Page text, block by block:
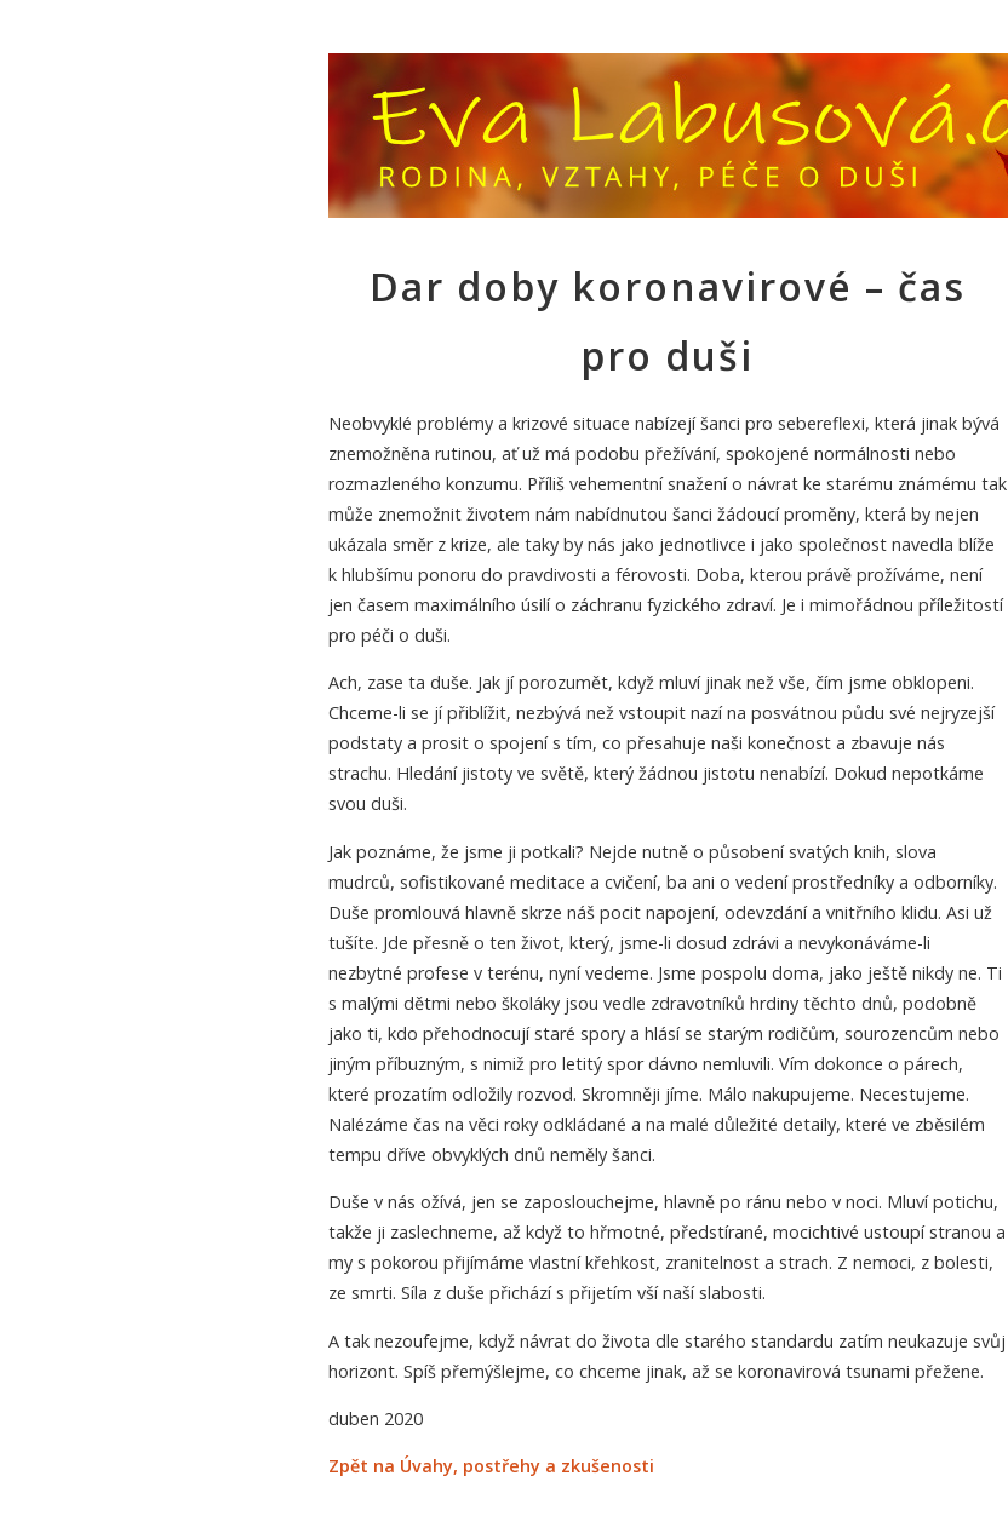
Dar doby koronavirové – čas
pro duši
Neobvyklé problémy a krizové situace nabízejí šanci pro sebereflexi, která jinak bývá
znemožněna rutinou, ať už má podobu přežívání, spokojené normálnosti nebo
rozmazleného konzumu. Příliš vehementní snažení o návrat ke starému známému tak
může znemožnit životem nám nabídnutou šanci žádoucí proměny, která by nejen
ukázala směr z krize, ale taky by nás jako jednotlivce i jako společnost navedla blíže
k hlubšímu ponoru do pravdivosti a férovosti. Doba, kterou právě prožíváme, není
jen časem maximálního úsilí o záchranu fyzického zdraví. Je i mimořádnou příležitostí
pro péči o duši.
Ach, zase ta duše. Jak jí porozumět, když mluví jinak než vše, čím jsme obklopeni.
Chceme-li se jí přiblížit, nezbývá než vstoupit nazí na posvátnou půdu své nejryzejší
podstaty a prosit o spojení s tím, co přesahuje naši konečnost a zbavuje nás
strachu. Hledání jistoty ve světě, který žádnou jistotu nenabízí. Dokud nepotkáme
svou duši.
Jak poznáme, že jsme ji potkali? Nejde nutně o působení svatých knih, slova
mudrců, sofistikované meditace a cvičení, ba ani o vedení prostředníky a odborníky.
Duše promlouvá hlavně skrze náš pocit napojení, odevzdání a vnitřního klidu. Asi už
tušíte. Jde přesně o ten život, který, jsme-li dosud zdrávi a nevykonáváme-li
nezbytné profese v terénu, nyní vedeme. Jsme pospolu doma, jako ještě nikdy ne. Ti
s malými dětmi nebo školáky jsou vedle zdravotníků hrdiny těchto dnů, podobně
jako ti, kdo přehodnocují staré spory a hlásí se starým rodičům, sourozencům nebo
jiným příbuzným, s nimiž pro letitý spor dávno nemluvili. Vím dokonce o párech,
které prozatím odložily rozvod. Skromněji jíme. Málo nakupujeme. Necestujeme.
Nalézáme čas na věci roky odkládané a na malé důležité detaily, které ve zběsilém
tempu dříve obvyklých dnů neměly šanci.
Duše v nás ožívá, jen se zaposlouchejme, hlavně po ránu nebo v noci. Mluví potichu,
takže ji zaslechneme, až když to hřmotné, předstírané, mocichtivé ustoupí stranou a
my s pokorou přijímáme vlastní křehkost, zranitelnost a strach. Z nemoci, z bolesti,
ze smrti. Síla z duše přichází s přijetím vší naší slabosti.
A tak nezoufejme, když návrat do života dle starého standardu zatím neukazuje svůj
horizont. Spíš přemýšlejme, co chceme jinak, až se koronavirová tsunami přežene.
duben 2020
Zpět na Úvahy, postřehy a zkušenosti